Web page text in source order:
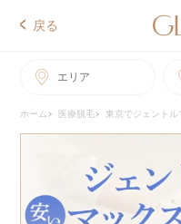
戻る
エリア
ホーム 医療脱毛 東京でジェント